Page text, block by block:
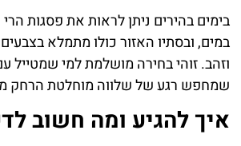
בימים בהירים ניתן לראות את פסגות
במים, ובסתיו האזור כולו מתמלא
וזהב. זוהי בחירה מושלמת למי שמטייל
שמחפש רגע של שלווה מוחלטת הרחק
איך להגיע ומה חשוב